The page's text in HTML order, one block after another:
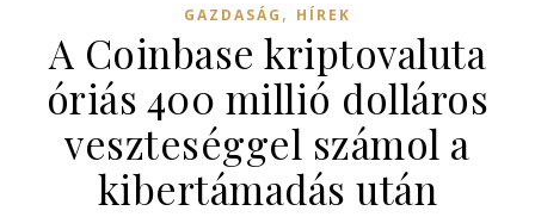
GAZDASÁG , HÍREK
A Coinbase kriptovaluta
óriás 400 millió dolláros
veszteséggel számol a
kibertámadás után